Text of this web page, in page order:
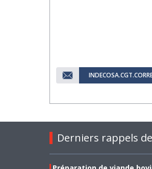
Derniers rappels